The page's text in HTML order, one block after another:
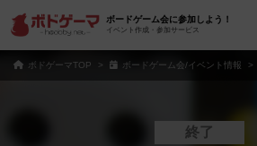
ボードゲーム会に参加しよう！
イベント作成・参加サービス
ボドゲーマTOP ボードゲーム会/イベント情報
終了